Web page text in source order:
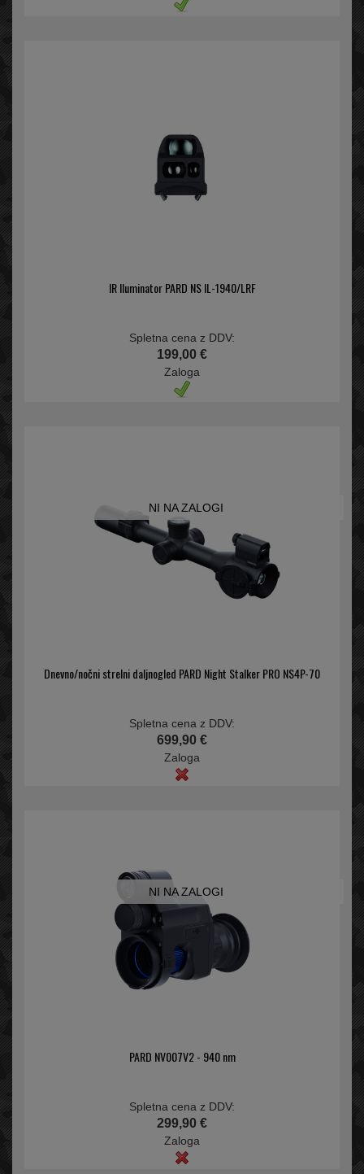
IR Iluminator PARD NS IL-1940/LRF
Spletna cena z DDV:
199,00 €
Zaloga
NI NA ZALOGI
Dnevno/nočni strelni daljnogled PARD Night Stalker PRO NS4P-70
Spletna cena z DDV:
699,90 €
Zaloga
NI NA ZALOGI
PARD NV007V2 - 940 nm
Spletna cena z DDV:
299,90 €
Zaloga